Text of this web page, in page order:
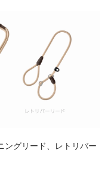
ングリード、レトリバー